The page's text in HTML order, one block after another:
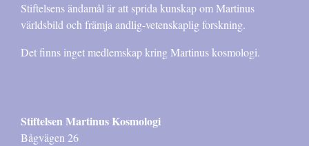
Stiftelsens ändamål är att sprida kunskap om Martinus
världsbild och främja andlig-vetenskaplig forskning.
Det finns inget medlemskap kring Martinus kosmologi.
Stiftelsen Martinus Kosmologi
Bågvägen 26